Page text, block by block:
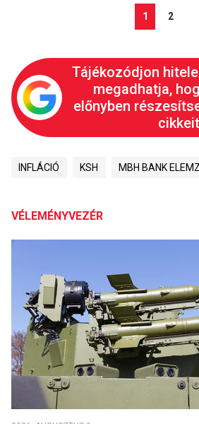
1 2
Tájékozódjon
megadhatja,
előnyben
INFLÁCIÓ KSH MBH BANK
VÉLEMÉNYVEZÉR